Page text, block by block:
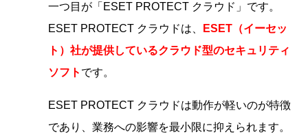
一つ目が「ESET PROTECT クラウド」です。
ESET PROTECT クラウドは、
ESET（イーセッ
ト）社が提供しているクラウド型のセキュリティ
ソフト です。
ESET PROTECT クラウドは動作が軽いのが特徴
であり、業務への影響を最小限に抑えられます。